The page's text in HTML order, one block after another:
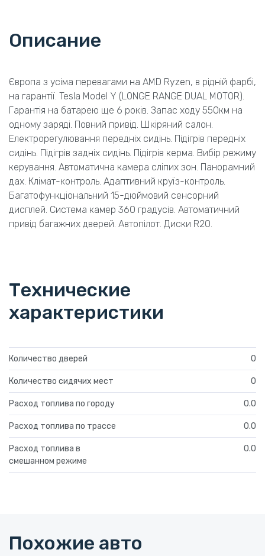
Технические
характеристики
Количество дверей 0
Количество сидячих мест 0
Расход топлива по городу 0.0
Расход топлива по трассе 0.0
Расход топлива в
смешанном режиме
0.0
Описание
Європа з усіма перевагами на AMD Ryzen, в рідній фарбі,
на гарантії. Tesla Model Y (LONGE RANGE DUAL MOTOR).
Гарантія на батарею ще 6 років. Запас ходу 550км на
одному заряді. Повний привід. Шкіряний салон.
Електрорегулювання передніх сидінь. Підігрів передніх
сидінь. Підігрів задніх сидінь. Підігрів керма. Вибір режиму
керування. Автоматична камера сліпих зон. Панорамний
дах. Клімат-контроль. Адаптивний круїз-контроль.
Багатофункціональний 15-дюймовий сенсорний
дисплей. Система камер 360 градусів. Автоматичний
привід багажних дверей. Автопілот. Диски R20.
Похожие авто